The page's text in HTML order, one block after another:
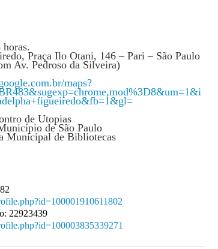
horas.
Praça Ilo Otani, 146 – Pari – São Paulo
Av. Pedroso da Silveira)
maps?
de Utopias
de São Paulo
Municipal de Bibliotecas
22923439